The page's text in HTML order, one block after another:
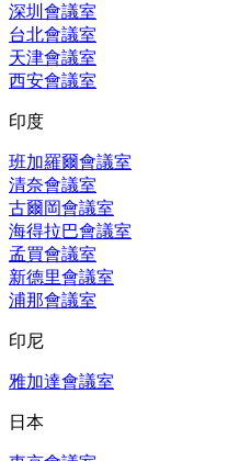
深圳會議室
台北會議室
天津會議室
西安會議室
印度
班加羅爾會議室
清奈會議室
古爾岡會議室
海得拉巴會議室
孟買會議室
新德里會議室
浦那會議室
印尼
雅加達會議室
日本